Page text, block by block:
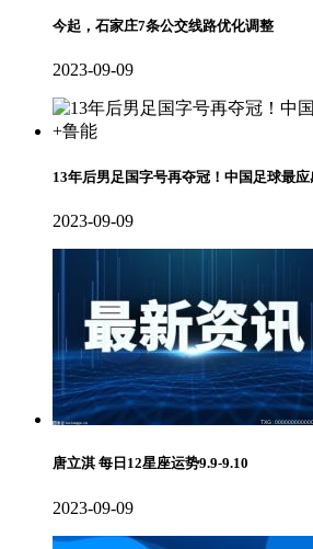
今起，石家庄7条公交线路优化调整
2023-09-09
13年后男足国字号再夺冠！中国足球最
2023-09-09
唐立淇 每日12星座运势9.9-9.10
2023-09-09